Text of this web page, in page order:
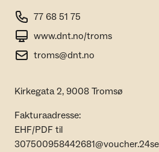
77 68 51 75
www.dnt.no/troms
troms@dnt.no
Kirkegata 2, 9008 Tromsø
Fakturaadresse:
EHF/PDF til